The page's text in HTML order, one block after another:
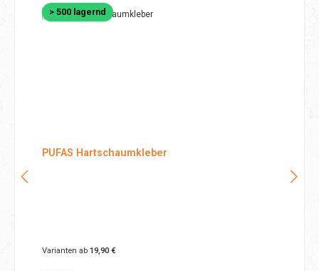
> 500 lagernd
PUFAS Hartschaumkleber
Varianten ab19,90 €